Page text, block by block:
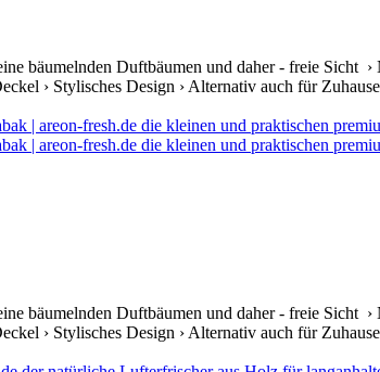
bäumelnden Duftbäumen und daher - freie Sicht
› Stylisches Design › Alternativ auch für
bäumelnden Duftbäumen und daher - freie Sicht
› Stylisches Design › Alternativ auch für